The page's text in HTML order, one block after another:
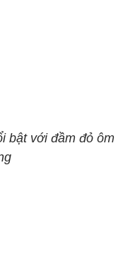
bật với đầm đỏ ôm